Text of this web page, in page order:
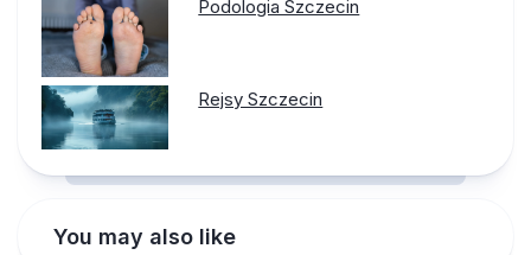
Podologia Szczecin
Rejsy Szczecin
You may also like